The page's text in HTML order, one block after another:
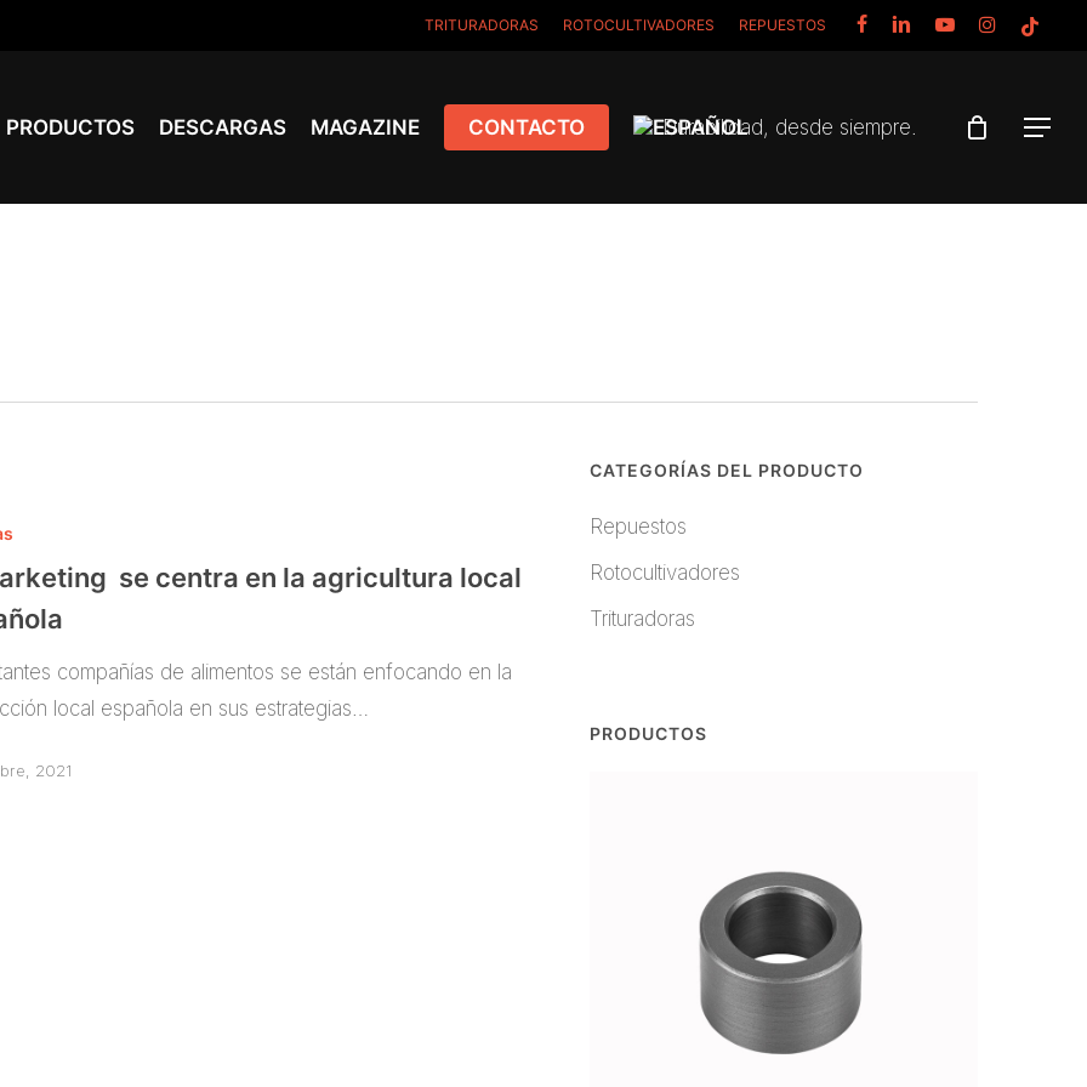
FACEBOOKLINKEDINYOUTUBEINSTAGRAM
TIKTOK
TRITURADORAS ROTOCULTIVADORES REPUESTOS
PRODUCTOS DESCARGAS MAGAZINE CONTACTO Durabilidad, desde siempre. Menu
se centra en la agricultura local
compañías de alimentos se están enfocando en la
local española en sus estrategias…
2021
CATEGORÍAS DEL PRODUCTO
Repuestos
Rotocultivadores
Trituradoras
PRODUCTOS